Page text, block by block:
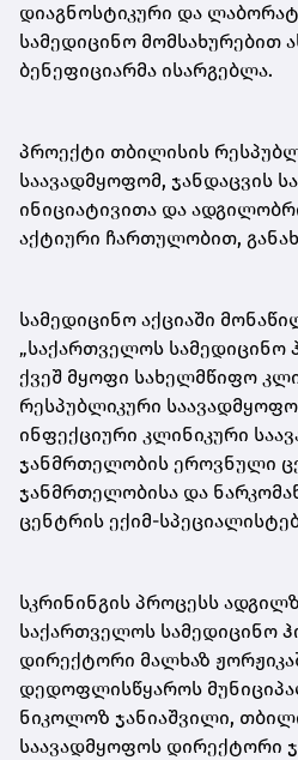
დიაგნოსტიკური და
სამედიცინო მომსახურებით
ბენეფიციარმა ისარგებლა.
პროექტი თბილისის
საავადმყოფომ, ჯანდაცვის
ინიციატივითა და
აქტიური ჩართულობით,
სამედიცინო აქციაში
„საქართველოს სამედიცინო
ქვეშ მყოფი სახელმწიფო
რესპუბლიკური
ინფექციური კლინიკური
ჯანმრთელობის ეროვნული
ჯანმრთელობისა და
ცენტრის ექიმ-
სკრინინგის პროცესს
საქართველოს სამედიცინო
დირექტორი მალხაზ
დედოფლისწყაროს
ნიკოლოზ ჯანიაშვილი,
საავადმყოფოს დირექტორი